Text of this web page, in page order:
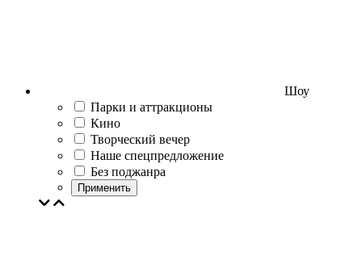
Шоу
Парки и аттракционы
Кино
Творческий вечер
Наше спецпредложение
Без поджанра
Применить